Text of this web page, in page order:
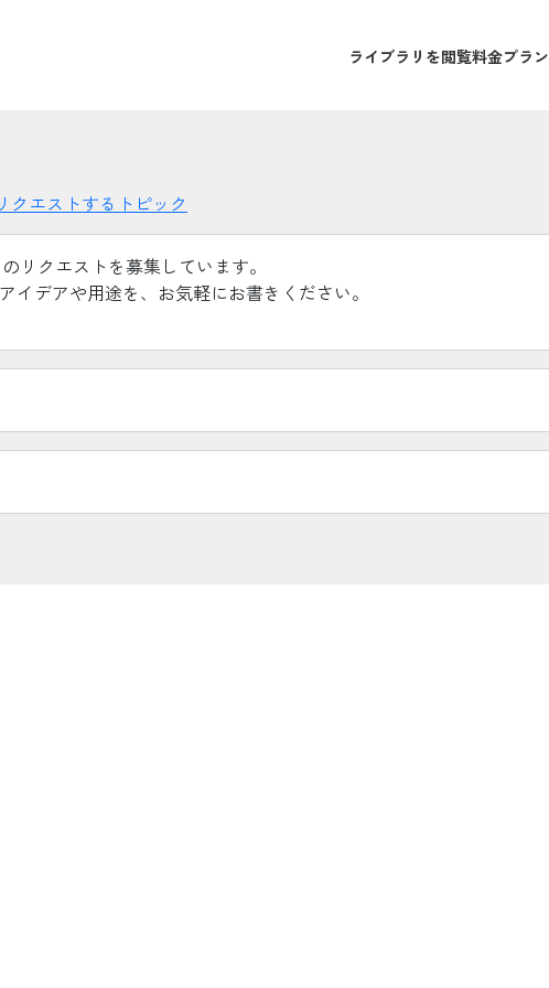
ライブラリを閲覧料金プラン
クエストするトピック
リクエストを募集しています。
イデアや用途を、お気軽にお書きください。